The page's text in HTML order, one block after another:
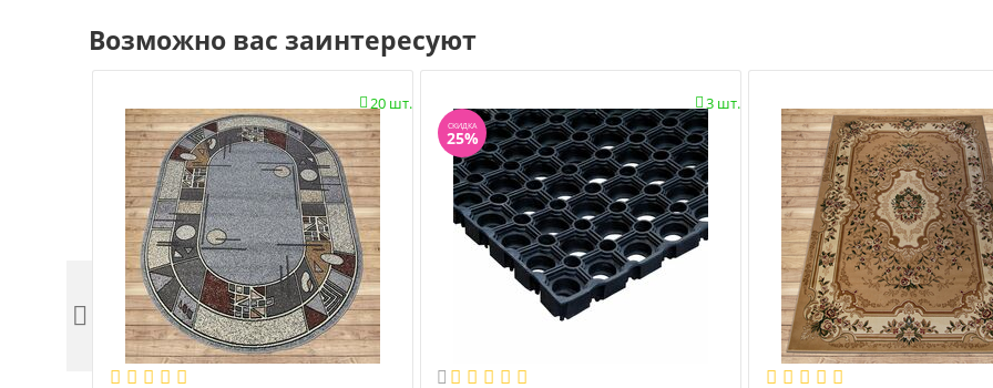
Возможно вас заинтересуют
20 шт.
 3 шт.

СКИДКА
25%

